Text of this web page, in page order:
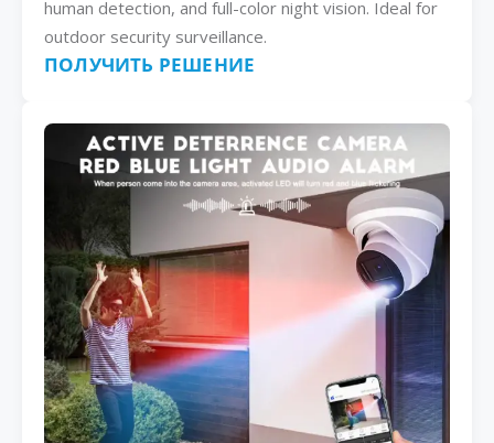
human detection, and full-color night vision. Ideal for
outdoor security surveillance.
ПОЛУЧИТЬ РЕШЕНИЕ